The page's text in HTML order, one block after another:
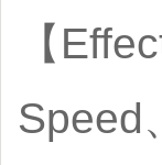
【
Speed